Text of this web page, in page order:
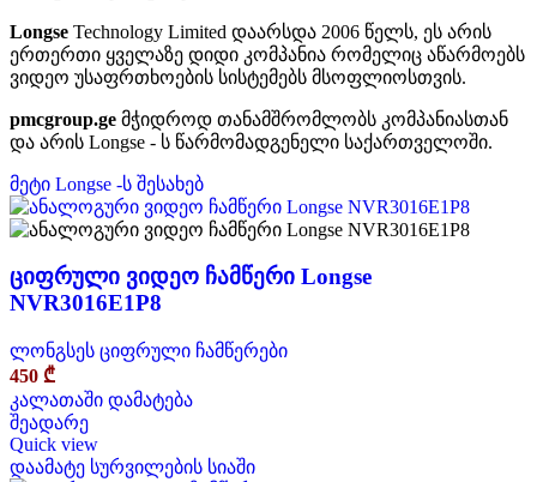
Longse Technology Limited დაარსდა 2006 წელს, ეს არის
ერთერთი ყველაზე დიდი კომპანია რომელიც აწარმოებს
ვიდეო უსაფრთხოების სისტემებს მსოფლიოსთვის.
pmcgroup.ge მჭიდროდ თანამშრომლობს კომპანიასთან
და არის Longse - ს წარმომადგენელი საქართველოში.
მეტი Longse -ს შესახებ
ციფრული ვიდეო ჩამწერი Longse
NVR3016E1P8
ლონგსეს ციფრული ჩამწერები
450 ₾
კალათაში დამატება
შეადარე
Quick view
დაამატე სურვილების სიაში